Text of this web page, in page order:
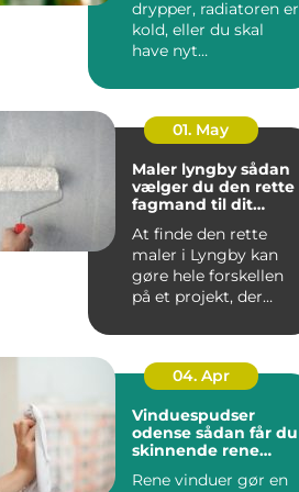
drypper, radiatoren er
kold, eller du skal
have nyt
dygtig VVS-inst...
01. May
Maler lyngby sådan
vælger du den rette
fagmand til dit
At finde den rette
maler i Lyngby kan
gøre hele forskellen
på et projekt, der
skuffer,...
04. Apr
Vinduespudser
odense sådan får du
skinnende rene
Rene vinduer gør en